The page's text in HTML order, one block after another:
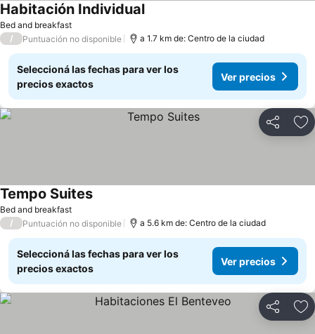
Bed and breakfast
Habitación Individual
/ Puntuación no disponible a 1.7 km de: Centro de la ciudad
Seleccioná las fechas para ver los
precios exactos
Ver precios
Compartir
Bed and breakfast
Tempo Suites
/ Puntuación no disponible a 5.6 km de: Centro de la ciudad
Seleccioná las fechas para ver los
precios exactos
Ver precios
Compartir